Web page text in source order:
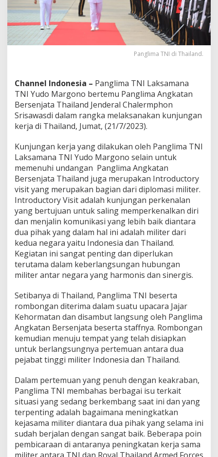
e
m
a
i
t
a
s
d
a
K
e
s
e
j
a
h
e
r
a
a
n
K
a
w
s
a
n
Panglima TNI di Thailand.
Channel Indonesia – Panglima TNI Laksamana
TNI Yudo Margono bertemu Panglima Angkatan
Bersenjata Thailand Jenderal Chalermphon
Srisawasdi dalam rangka melaksanakan kunjungan
kerja di Thailand, Jumat, (21/7/2023).
Kunjungan kerja yang dilakukan oleh Panglima TNI
Laksamana TNI Yudo Margono selain untuk
memenuhi undangan Panglima Angkatan
Bersenjata Thailand juga merupakan Introductory
visit yang merupakan bagian dari diplomasi militer.
Introductory Visit adalah kunjungan perkenalan
yang bertujuan untuk saling memperkenalkan diri
dan menjalin komunikasi yang lebih baik diantara
dua pihak yang dalam hal ini adalah militer dari
kedua negara yaitu Indonesia dan Thailand.
Kegiatan ini sangat penting dan diperlukan
terutama dalam keberlangsungan hubungan
militer antar negara yang harmonis dan sinergis.
Setibanya di Thailand, Panglima TNI beserta
rombongan diterima dalam suatu upacara Jajar
Kehormatan dan disambut langsung oleh Panglima
Angkatan Bersenjata beserta staffnya. Rombongan
kemudian menuju tempat yang telah disiapkan
untuk berlangsungnya pertemuan antara dua
pejabat tinggi militer Indonesia dan Thailand.
Dalam pertemuan yang penuh dengan keakraban,
Panglima TNI membahas berbagai isu terkait
situasi yang sedang berkembang saat ini dan yang
terpenting adalah bagaimana meningkatkan
kejasama militer diantara dua pihak yang selama ini
sudah berjalan dengan sangat baik. Beberapa poin
pembicaraan di antaranya peningkatan kerja sama